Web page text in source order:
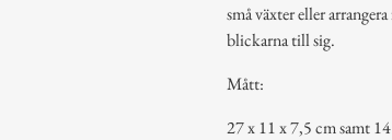
små växter eller
blickarna till sig.
Mått:
27 x 11 x 7,5 cm samt